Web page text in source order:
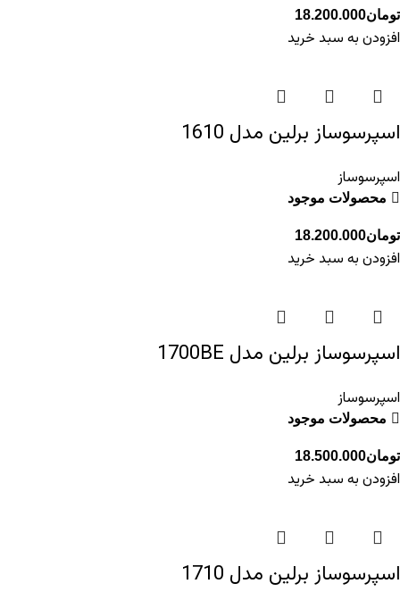
تومان18.200.000
افزودن به سبد خرید
اسپرسوساز برلین مدل 1610
اسپرسوساز
محصولات موجود
تومان18.200.000
افزودن به سبد خرید
اسپرسوساز برلین مدل 1700BE
اسپرسوساز
محصولات موجود
تومان18.500.000
افزودن به سبد خرید
اسپرسوساز برلین مدل 1710